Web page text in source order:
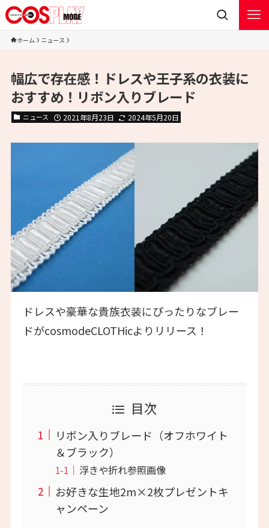
ホーム ニュース
幅広で存在感！ドレスや王子系の衣装に
おすすめ！リボン入りブレード
ニュース 2021年8月23日 2024年5月20日
ドレスや豪華な貴族衣装にぴったりなブレー
ドがcosmodeCLOTHicよりリリース！
目次
リボン入りブレード（オフホワイト
＆ブラック）
浮きや折れ参照画像
お好きな生地2m×2枚プレゼントキ
ャンペーン